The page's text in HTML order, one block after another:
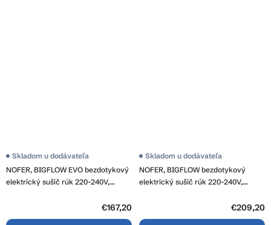
NOFER, BIGFLOW EVO bezdotykový
elektrický sušič rúk 220-240V,
2050W, 218x284x102 mm, lestená
Skladom u dodávateľa
€167,20
NOFER, BIGFLOW bezdotykový
elektrický sušič rúk 220-240V,
Skladom u dodávateľa
€209,20